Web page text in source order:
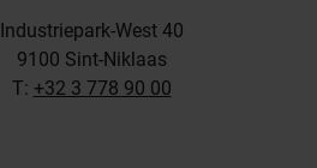
Industriepark-West 40
9100 Sint-Niklaas
T: +32 3 778 90 00